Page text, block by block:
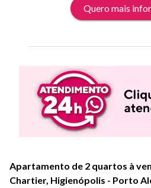
Quero mais
Apartamento de 2 quartos à
Chartier, Higienópolis - Porto